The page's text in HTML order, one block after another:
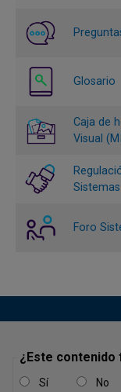
Glosario
Caja de
Visual
Foro
¿Este contenido
Sí No